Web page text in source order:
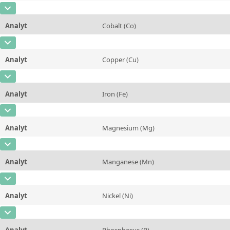
Methode
Einheit %
Zusätzliche Informationen
CAS-Nummer
Konzentration 0,01
Einheit
Analyt Cobalt (Co)
CAS-Nummer
Konzentration 0,0096
Einheit %
Zusätzliche Informationen
Analyt Copper (Cu)
CAS-Nummer
Konzentration 96,51
Einheit
Analyt Iron (Fe)
CAS-Nummer
Konzentration 0,2
Einheit %
Zusätzliche Informationen
Analyt Magnesium (Mg)
CAS-Nummer
Konzentration 0,0016
Einheit
Analyt Manganese (Mn)
CAS-Nummer
Konzentration 0,38
Einheit %
Analyt Nickel (Ni)
CAS-Nummer